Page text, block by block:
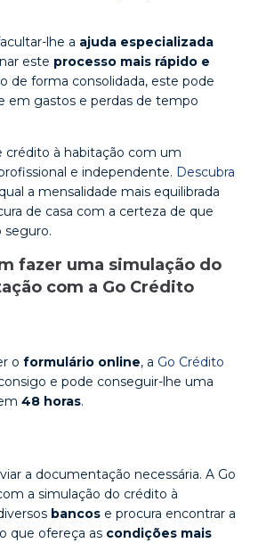
lhe a ajuda especializada
este processo mais rápido e
de forma consolidada, este pode
em gastos e perdas de tempo
crédito à habitação com um
e independente. Descubra
a mensalidade mais equilibrada
de casa com a certeza de que
seguro.
fazer uma simulação do
com a Go Crédito
o formulário online, a Go Crédito
e pode conseguir-lhe uma
48 horas.
a documentação necessária. A Go
a simulação do crédito à
bancos e procura encontrar a
que ofereça as condições mais